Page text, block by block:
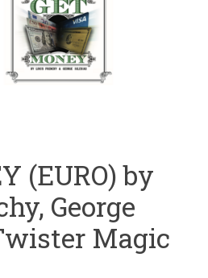
(EURO) by
George
Magic